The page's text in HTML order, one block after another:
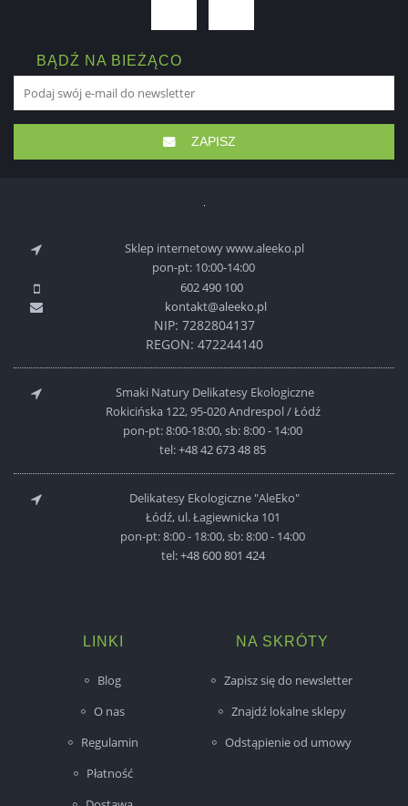
BĄDŹ NA BIEŻĄCO
ZAPISZ
Sklep internetowy www.aleeko.pl
pon-pt: 10:00-14:00
602 490 100
kontakt@aleeko.pl
NIP: 7282804137
REGON: 472244140
Smaki Natury Delikatesy Ekologiczne
Rokicińska 122, 95-020 Andrespol / Łódź
pon-pt: 8:00-18:00, sb: 8:00 - 14:00
tel:+48 42 673 48 85
Delikatesy Ekologiczne "AleEko"
Łódź, ul. Łagiewnicka 101
pon-pt: 8:00 - 18:00, sb: 8:00 - 14:00
tel:+48 600 801 424
LINKI
Blog
O nas
Regulamin
Płatność
NA SKRÓTY
Zapisz się do newsletter
Znajdź lokalne sklepy
Odstąpienie od umowy